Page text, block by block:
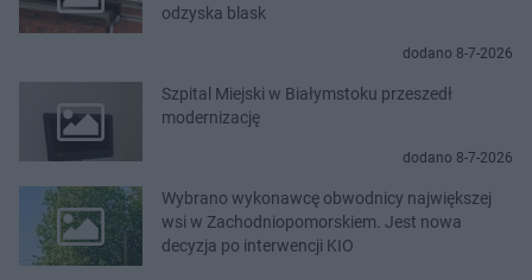
odzyska blask
dodano 8-7-2026
Szpital Miejski w Białymstoku przeszedł
modernizację
dodano 8-7-2026
Wybrano wykonawcę obwodnicy największej
wsi w Zachodniopomorskiem. Jest nowa
decyzja po interwencji KIO